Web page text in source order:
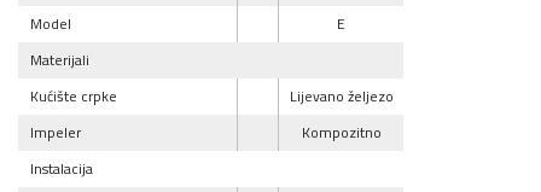
Model
E
Materijali
Kućište crpke
Lijevano željezo
Impeler
Kompozitno
Instalacija